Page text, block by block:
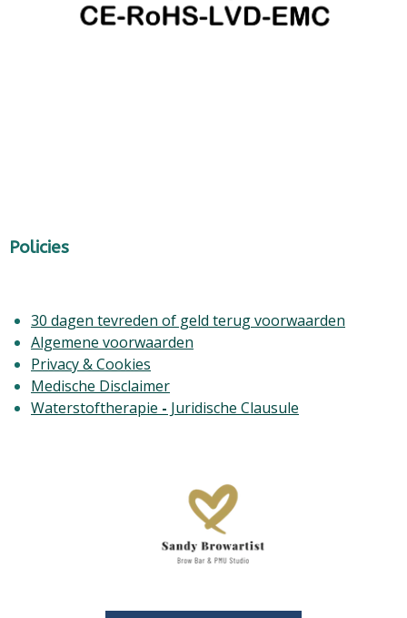
Policies
30 dagen tevreden of geld terug voorwaarden
Algemene voorwaarden
Privacy & Cookies
Medische Disclaimer
Waterstoftherapie - Juridische Clausule